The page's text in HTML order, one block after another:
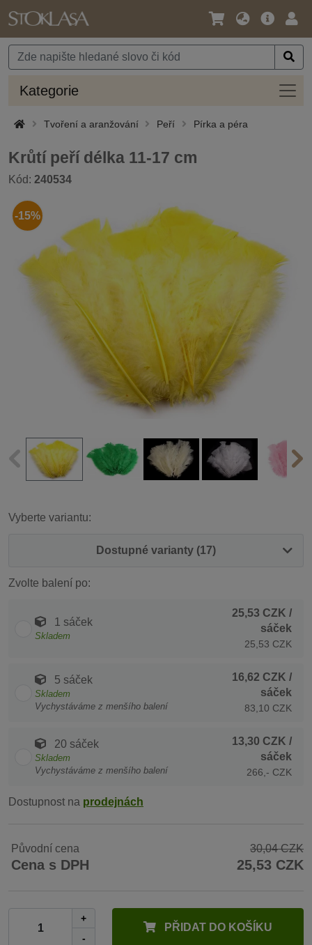
Jazyk
Měna
Hlavní
Kategorie
Tvoření a aranžování Peří Pírka a péra
Krůtí peří délka 11-17 cm
Kód: 240534
-15%
Vyberte variantu:
Dostupné varianty (17)
Zvolte balení po:
1 sáček
Skladem
25,53 CZK /
sáček
25,53 CZK
5 sáček
Skladem
Vychystáváme z menšího balení
16,62 CZK /
sáček
83,10 CZK
20 sáček
Skladem
Vychystáváme z menšího balení
13,30 CZK /
sáček
266,- CZK
Dostupnost na prodejnách
Původní cena 30,04 CZK
Cena s DPH 25,53 CZK
+
-
PŘIDAT DO KOŠÍKU